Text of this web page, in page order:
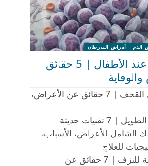
الدم أمراض السرطان
سرطان الدم عند الأطفال | 5 حقائق
الضغط داخل القحف | 7 حقائق عن الأعراض،
تقنيات حديثة
الشامل للأعراض، الأسباب،
النزعة الوراثية للنزف | 7 حقائق عن